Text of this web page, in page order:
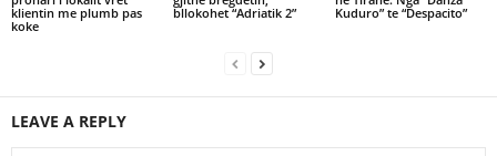
klientin me plumb pas
koke
bllokohet “Adriatik 2”
Kuduro” te “Despacito”
LEAVE A REPLY